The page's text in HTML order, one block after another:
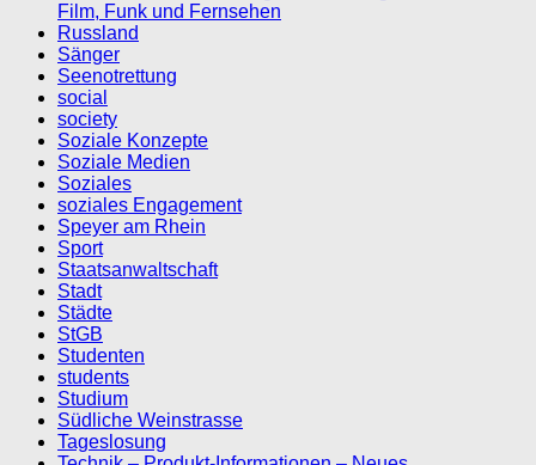
Film, Funk und Fernsehen
Russland
Sänger
Seenotrettung
social
society
Soziale Konzepte
Soziale Medien
Soziales
soziales Engagement
Speyer am Rhein
Sport
Staatsanwaltschaft
Stadt
Städte
StGB
Studenten
students
Studium
Südliche Weinstrasse
Tageslosung